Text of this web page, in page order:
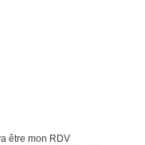
être mon RDV